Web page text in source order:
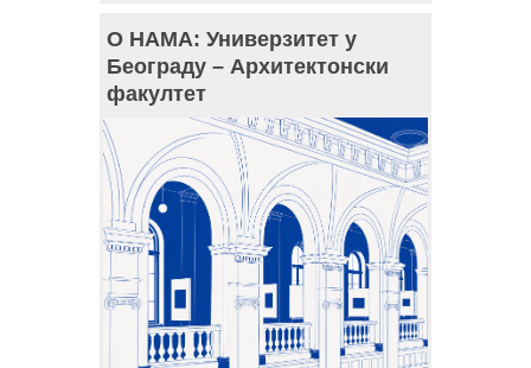
О НАМА: Универзитет у
Београду – Архитектонски
факултет